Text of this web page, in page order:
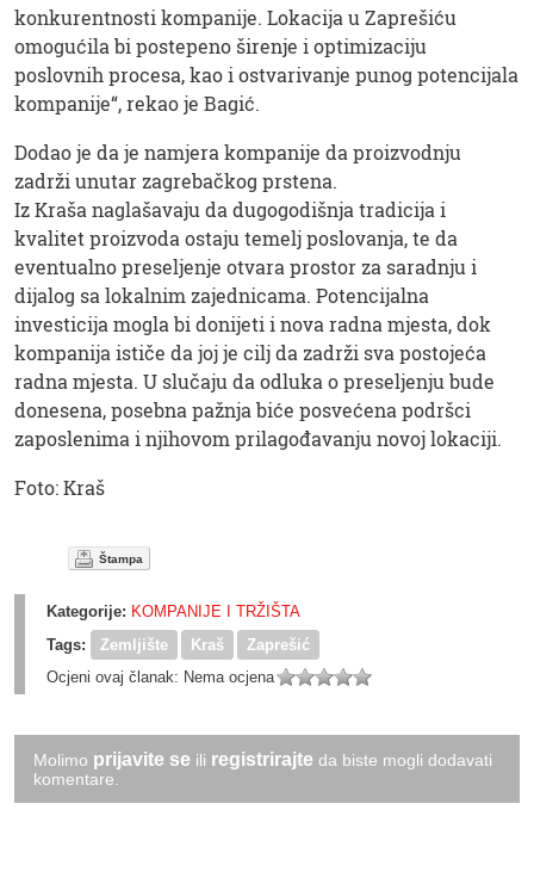
konkurentnosti kompanije. Lokacija u Zaprešiću
omogućila bi postepeno širenje i optimizaciju
poslovnih procesa, kao i ostvarivanje punog potencijala
kompanije“, rekao je Bagić.
Dodao je da je namjera kompanije da proizvodnju
zadrži unutar zagrebačkog prstena.
Iz Kraša naglašavaju da dugogodišnja tradicija i
kvalitet proizvoda ostaju temelj poslovanja, te da
eventualno preseljenje otvara prostor za saradnju i
dijalog sa lokalnim zajednicama. Potencijalna
investicija mogla bi donijeti i nova radna mjesta, dok
kompanija ističe da joj je cilj da zadrži sva postojeća
radna mjesta. U slučaju da odluka o preseljenju bude
donesena, posebna pažnja biće posvećena podršci
zaposlenima i njihovom prilagođavanju novoj lokaciji.
Foto: Kraš
Štampa
Kategorije: KOMPANIJE I TRŽIŠTA
Tags:
Zemljište Kraš
Zaprešić
Ocjeni ovaj članak: Nema ocjena
Molimo prijavite se ili registrirajte da biste mogli dodavati
komentare.